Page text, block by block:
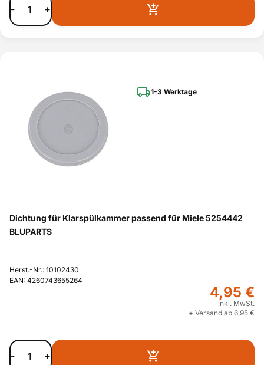
- +
1-3 Werktage
Dichtung für Klarspülkammer passend für Miele 5254442
BLUPARTS
Herst.-Nr.: 10102430
EAN: 4260743655264
4,95 €
inkl. MwSt.
+ Versand ab 6,95 €
- +